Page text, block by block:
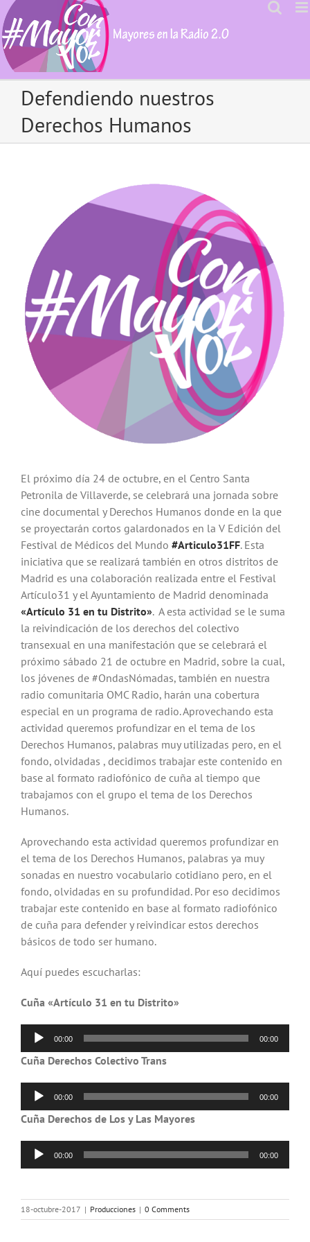
Skip
to
content
Defendiendo nuestros
Derechos Humanos
El próximo día 24 de octubre, en el Centro Santa
Petronila de Villaverde, se celebrará una jornada sobre
cine documental y Derechos Humanos donde en la que
se proyectarán cortos galardonados en la V Edición del
Festival de Médicos del Mundo #Articulo31FF. Esta
iniciativa que se realizará también en otros distritos de
Madrid es una colaboración realizada entre el Festival
Artículo31 y el Ayuntamiento de Madrid denominada
«Artículo 31 en tu Distrito». A esta actividad se le suma
la reivindicación de los derechos del colectivo
transexual en una manifestación que se celebrará el
próximo sábado 21 de octubre en Madrid, sobre la cual,
los jóvenes de #OndasNómadas, también en nuestra
radio comunitaria OMC Radio, harán una cobertura
especial en un programa de radio. Aprovechando esta
actividad queremos profundizar en el tema de los
Derechos Humanos, palabras muy utilizadas pero, en el
fondo, olvidadas , decidimos trabajar este contenido en
base al formato radiofónico de cuña al tiempo que
trabajamos con el grupo el tema de los Derechos
Humanos.
Aprovechando esta actividad queremos profundizar en
el tema de los Derechos Humanos, palabras ya muy
sonadas en nuestro vocabulario cotidiano pero, en el
fondo, olvidadas en su profundidad. Por eso decidimos
trabajar este contenido en base al formato radiofónico
de cuña para defender y reivindicar estos derechos
básicos de todo ser humano.
Aquí puedes escucharlas:
Cuña «Artículo 31 en tu Distrito»
Reproductor
de
audio
00:00 00:00
Cuña Derechos Colectivo Trans
Reproductor
de
audio
00:00 00:00
Cuña Derechos de Los y Las Mayores
Reproductor
de
00:00 00:00
18-octubre-2017 | Producciones | 0 Comments